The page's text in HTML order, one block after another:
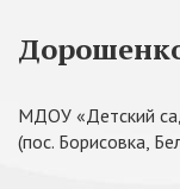
МДОУ «Детский
(пос. Борисовка,